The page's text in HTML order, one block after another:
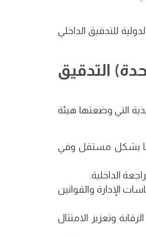
للتدقيق الداخلي
التدقيق
التي وضعتها هيئة
بشكل مستقل وفي
الداخلية.
الإدارة والقوانين
وتعزيز الامتثال